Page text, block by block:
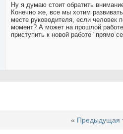
Ну я думаю стоит обратить
Конечно же, все мы хотим
месте руководителя, если человек
момент? А может на прошлой
приступить к новой работе "прямо
« Предыдущая